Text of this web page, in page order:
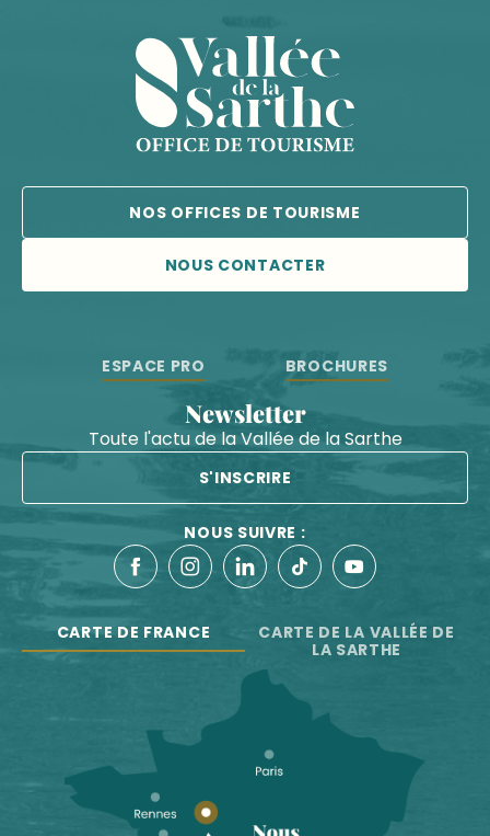
NOS OFFICES DE TOURISME
NOUS CONTACTER
ESPACE PRO BROCHURES
Newsletter
Toute l'actu de la Vallée de la Sarthe
S'INSCRIRE
NOUS SUIVRE :
CARTE DE FRANCE
CARTE DE LA VALLÉE DE
LA SARTHE